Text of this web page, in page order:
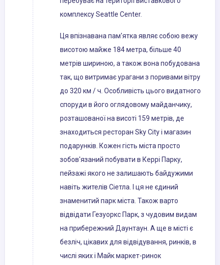
комплексу Seattle Center.
Ця впізнавана пам'ятка являє собою вежу
висотою майже 184 метра, більше 40
метрів шириною, а також вона побудована
так, що витримає урагани з поривами вітру
до 320 км / ч. Особливість цього видатного
споруди в його оглядовому майданчику,
розташованої на висоті 159 метрів, де
знаходиться ресторан Sky City і магазин
подарунків. Кожен гість міста просто
зобов'язаний побувати в Керрі Парку,
пейзажі якого не залишають байдужими
навіть жителів Сіетла. І ця не єдиний
знаменитий парк міста. Також варто
відвідати Гезуоркс Парк, з чудовим видам
на прибережний Даунтаун. А ще в місті є
безліч, цікавих для відвідування, ринків, в
числі яких і Майк маркет-ринок